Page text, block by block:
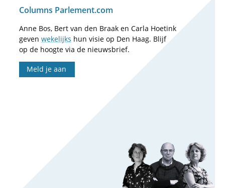
Columns Parlement.com
Anne Bos, Bert van den Braak en Carla Hoetink
geven wekelijks hun visie op Den Haag. Blijf
op de hoogte via de nieuwsbrief.
Meld je aan